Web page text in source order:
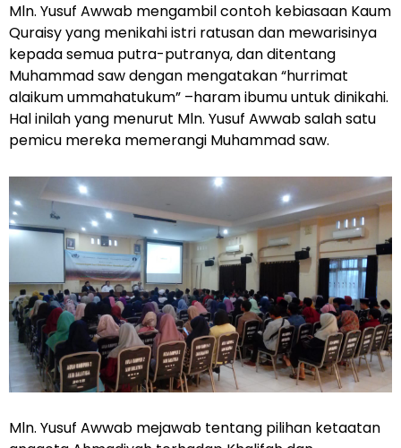
Mln. Yusuf Awwab mengambil contoh kebiasaan Kaum
Quraisy yang menikahi istri ratusan dan mewarisinya
kepada semua putra-putranya, dan ditentang
Muhammad saw dengan mengatakan “hurrimat
alaikum ummahatukum” –haram ibumu untuk dinikahi.
Hal inilah yang menurut Mln. Yusuf Awwab salah satu
pemicu mereka memerangi Muhammad saw.
Mln. Yusuf Awwab mejawab tentang pilihan ketaatan